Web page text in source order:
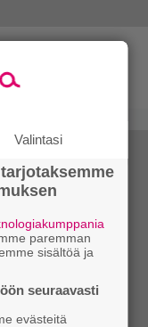
–
Valintasi
paremman
sisältöä ja
seuraavasti
evästeitä